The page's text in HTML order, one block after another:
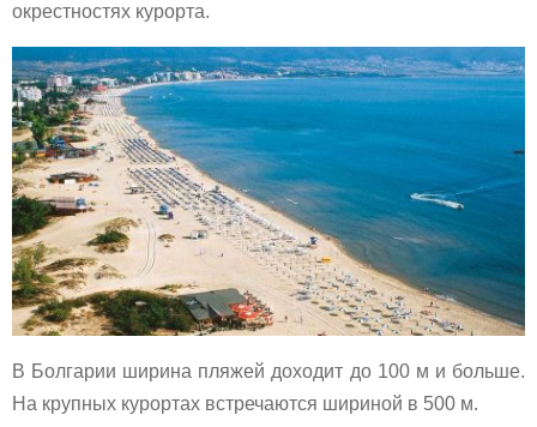
окрестностях курорта.
В Болгарии ширина пляжей доходит до 100 м и больше.
На крупных курортах встречаются шириной в 500 м.